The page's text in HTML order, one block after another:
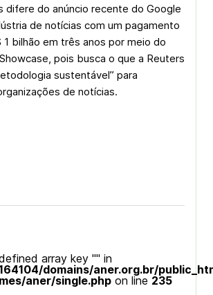
difere do anúncio recente do Google
de notícias com um pagamento
1 bilhão em três anos por meio do
pois busca o que a Reuters
sustentável” para
de notícias.
array key "" in
domains/aner.org.br/
aner/single.php on line 235